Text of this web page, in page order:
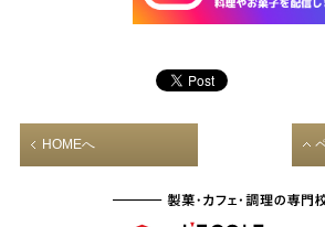
HOMEへ